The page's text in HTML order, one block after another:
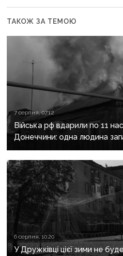
ТАКОЖ ЗА ТЕМОЮ
7 серпня, 07:12
Війська рф вдарили по 11
Донеччини: одна людина
поранені
6 серпня, 10:20
У Дружківці цієї зими не